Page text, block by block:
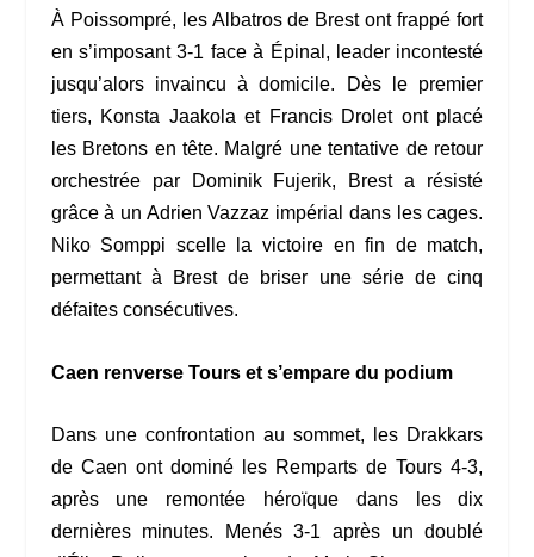
À Poissompré, les Albatros de Brest ont frappé fort
en s’imposant 3-1 face à Épinal, leader incontesté
jusqu’alors invaincu à domicile. Dès le premier
tiers, Konsta Jaakola et Francis Drolet ont placé
les Bretons en tête. Malgré une tentative de retour
orchestrée par Dominik Fujerik, Brest a résisté
grâce à un Adrien Vazzaz impérial dans les cages.
Niko Somppi scelle la victoire en fin de match,
permettant à Brest de briser une série de cinq
défaites consécutives.
Caen renverse Tours et s’empare du podium
Dans une confrontation au sommet, les Drakkars
de Caen ont dominé les Remparts de Tours 4-3,
après une remontée héroïque dans les dix
dernières minutes. Menés 3-1 après un doublé